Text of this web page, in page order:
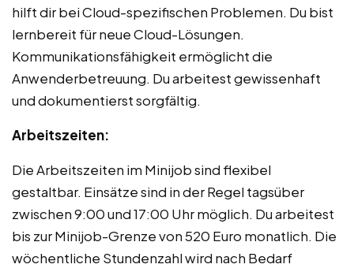
hilft dir bei Cloud-spezifischen Problemen. Du bist
lernbereit für neue Cloud-Lösungen.
Kommunikationsfähigkeit ermöglicht die
Anwenderbetreuung. Du arbeitest gewissenhaft
und dokumentierst sorgfältig.
Arbeitszeiten:
Die Arbeitszeiten im Minijob sind flexibel
gestaltbar. Einsätze sind in der Regel tagsüber
zwischen 9:00 und 17:00 Uhr möglich. Du arbeitest
bis zur Minijob-Grenze von 520 Euro monatlich. Die
wöchentliche Stundenzahl wird nach Bedarf